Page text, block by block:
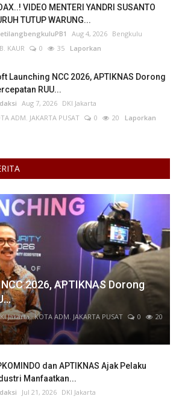
VIDEO MENTERI YANDRI SUSANTO
TUTUP WARUNG...
Aug 4, 2026 Bengkulu
KAUR
0 35 Laporkan
Launching NCC 2026, APTIKNAS Dorong
RUU...
Aug 7, 2026 DKI Jakarta
ADM. JAKARTA PUSAT
0 20 Laporkan
2026, APTIKNAS Dorong
Jakarta KOTA ADM. JAKARTA PUSAT 0
20
dan APTIKNAS Ajak Pelaku
Manfaatkan...
Jul 21, 2026 DKI Jakarta